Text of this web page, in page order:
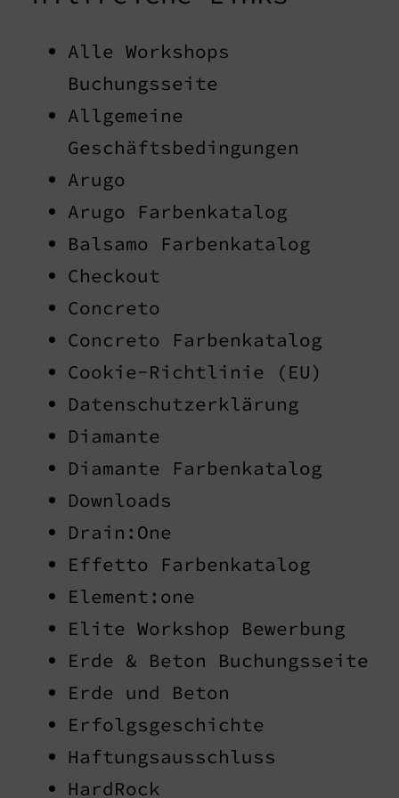
Alle Workshops
Buchungsseite
Allgemeine
Geschäftsbedingungen
Arugo
Arugo Farbenkatalog
Balsamo Farbenkatalog
Checkout
Concreto
Concreto Farbenkatalog
Cookie-Richtlinie (EU)
Datenschutzerklärung
Diamante
Diamante Farbenkatalog
Downloads
Drain:One
Effetto Farbenkatalog
Element:one
Elite Workshop Bewerbung
Erde & Beton Buchungsseite
Erde und Beton
Erfolgsgeschichte
Haftungsausschluss
HardRock